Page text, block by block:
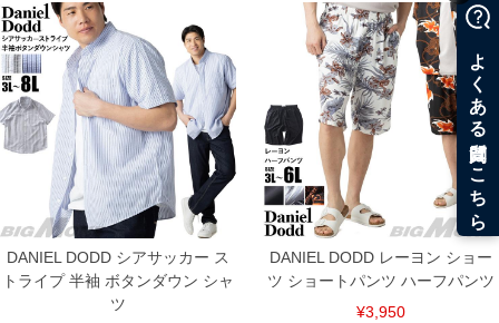
COLOR VARIATION
DANIEL DODD シアサッカー ス
トライプ 半袖 ボタンダウン シャ
ツ
DANIEL DODD レーヨン ショー
ツ ショートパンツ ハーフパンツ
¥3,950